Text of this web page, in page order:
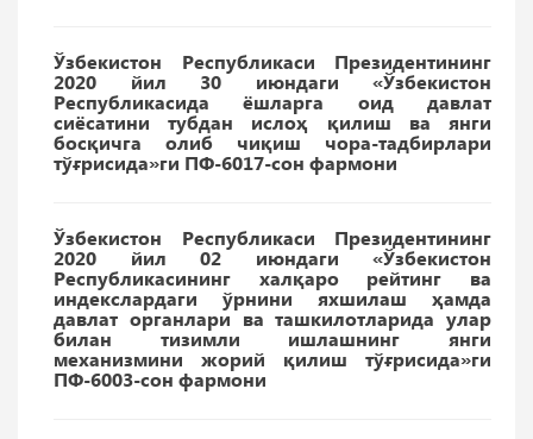
Ўзбекистон Республикаси Президентининг
2020 йил 30 июндаги «Ўзбекистон
Республикасида ёшларга оид давлат
сиёсатини тубдан ислоҳ қилиш ва янги
босқичга олиб чиқиш чора-тадбирлари
тўғрисида»ги ПФ-6017-сон фармони
Ўзбекистон Республикаси Президентининг
2020 йил 02 июндаги «Ўзбекистон
Республикасининг халқаро рейтинг ва
индекслардаги ўрнини яхшилаш ҳамда
давлат органлари ва ташкилотларида улар
билан тизимли ишлашнинг янги
механизмини жорий қилиш тўғрисида»ги
ПФ-6003-сон фармони